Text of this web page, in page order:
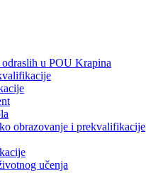
u POU Krapina
obrazovanje i prekvalifikacije
učenja